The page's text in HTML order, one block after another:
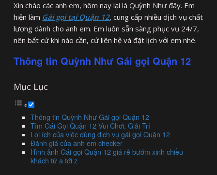
Xin chào các anh em, hôm nay lại là Quỳnh Như đây. Em
hiện làm Gái gọi tại Quận 12, cung cấp nhiều dịch vụ chất
lượng dành cho anh em. Em luôn sẵn sàng phục vụ 24/7,
nên bất cứ khi nào cần, cứ liên hệ và đặt lịch với em nhé.
Thông tin Quỳnh Như Gái gọi Quận 12
Mục Lục
Thông tin Quỳnh Như Gái gọi Quận 12
Tìm Gái Gọi Quận 12 Vui Chơi, Giải Trí
Lợi ích của việc dùng dịch vụ gái gọi Quận 12
Đánh giá của anh em checker
Hình ảnh Gái gọi Quận 12 giá rẻ bướm xinh chiều
khách từ a tới z